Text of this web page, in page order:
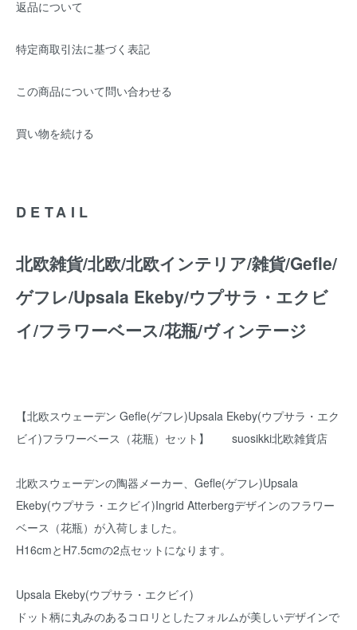
返品について
特定商取引法に基づく表記
この商品について問い合わせる
買い物を続ける
DETAIL
北欧雑貨/北欧/北欧インテリア/雑貨/Gefle/
ゲフレ/Upsala Ekeby/ウプサラ・エクビ
イ/フラワーベース/花瓶/ヴィンテージ
【北欧スウェーデン Gefle(ゲフレ)Upsala Ekeby(ウプサラ・エク
ビイ)フラワーベース（花瓶）セット】 suosikki北欧雑貨店
北欧スウェーデンの陶器メーカー、Gefle(ゲフレ)Upsala
Ekeby(ウプサラ・エクビイ)Ingrid Atterbergデザインのフラワー
ベース（花瓶）が入荷しました。
H16cmとH7.5cmの2点セットになります。
Upsala Ekeby(ウプサラ・エクビイ)
ドット柄に丸みのあるコロリとしたフォルムが美しいデザインで